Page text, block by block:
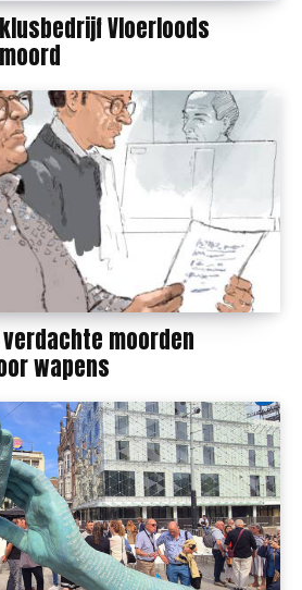
Vloerloods
moorden
wapens